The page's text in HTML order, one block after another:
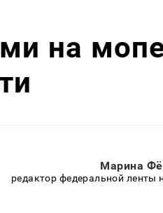
на
Марина
редактор федеральной ленты